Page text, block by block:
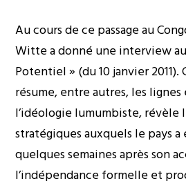
Au cours de ce passage au
Witte a donné une interview
Potentiel » (du 10 janvier
résume, entre autres, les
l’idéologie lumumbiste, révèle
stratégiques auxquels le pays
quelques semaines après son
l’indépendance formelle et